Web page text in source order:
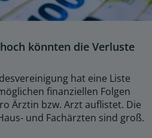
könnten die Verluste
hat eine Liste
finanziellen Folgen
Ärztin bzw. Arzt auflistet. Die
und Fachärzten sind groß.